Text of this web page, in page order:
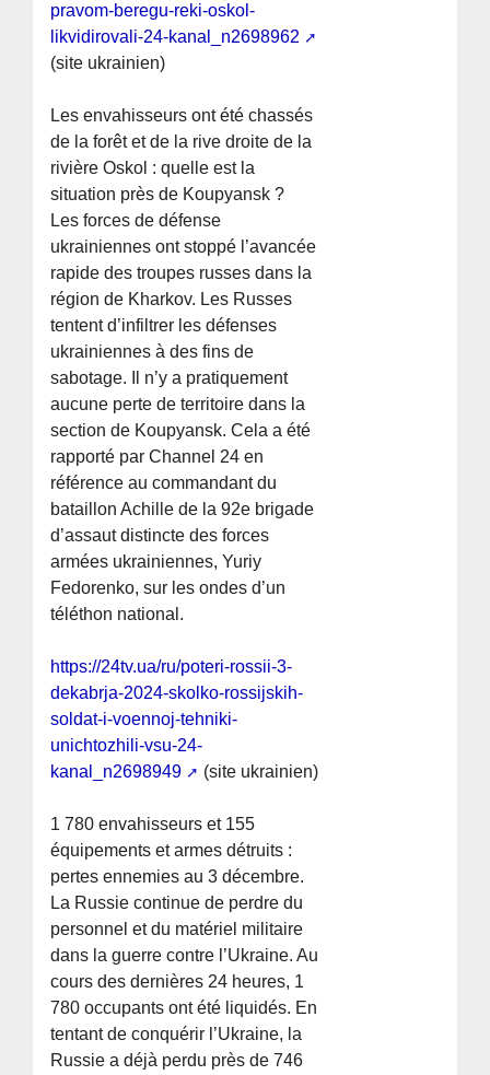
pravom-beregu-reki-oskol-
likvidirovali-24-kanal_n2698962
(site ukrainien)
Les envahisseurs ont été chassés
de la forêt et de la rive droite de la
rivière Oskol : quelle est la
situation près de Koupyansk ?
Les forces de défense
ukrainiennes ont stoppé l’avancée
rapide des troupes russes dans la
région de Kharkov. Les Russes
tentent d’infiltrer les défenses
ukrainiennes à des fins de
sabotage. Il n’y a pratiquement
aucune perte de territoire dans la
section de Koupyansk. Cela a été
rapporté par Channel 24 en
référence au commandant du
bataillon Achille de la 92e brigade
d’assaut distincte des forces
armées ukrainiennes, Yuriy
Fedorenko, sur les ondes d’un
téléthon national.
https://24tv.ua/ru/poteri-rossii-3-
dekabrja-2024-skolko-rossijskih-
soldat-i-voennoj-tehniki-
unichtozhili-vsu-24-
kanal_n2698949
(site ukrainien)
1 780 envahisseurs et 155
équipements et armes détruits :
pertes ennemies au 3 décembre.
La Russie continue de perdre du
personnel et du matériel militaire
dans la guerre contre l’Ukraine. Au
cours des dernières 24 heures, 1
780 occupants ont été liquidés. En
tentant de conquérir l’Ukraine, la
Russie a déjà perdu près de 746